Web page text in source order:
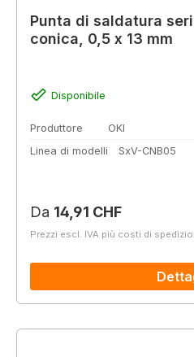
Punta di saldatura
conica, 0,5 x 13 mm
Disponibile
Produttore
OKI
Linea di modelli
SxV-CNB05
Prezzo normale:
Da 14,91 CHF
Prezzi escl. IVA più costi di